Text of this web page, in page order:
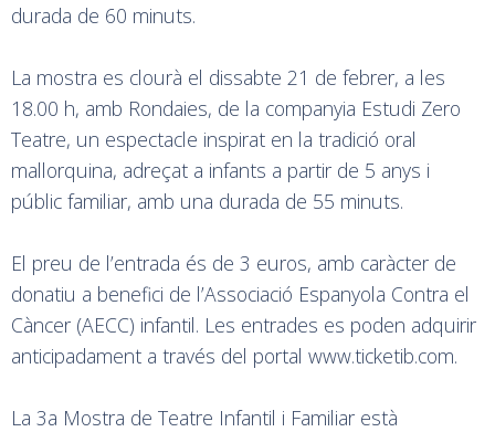
durada de 60 minuts.
La mostra es clourà el dissabte 21 de febrer, a les
18.00 h, amb Rondaies, de la companyia Estudi Zero
Teatre, un espectacle inspirat en la tradició oral
mallorquina, adreçat a infants a partir de 5 anys i
públic familiar, amb una durada de 55 minuts.
El preu de l’entrada és de 3 euros, amb caràcter de
donatiu a benefici de l’Associació Espanyola Contra el
Càncer (AECC) infantil. Les entrades es poden adquirir
anticipadament a través del portal www.ticketib.com.
La 3a Mostra de Teatre Infantil i Familiar està